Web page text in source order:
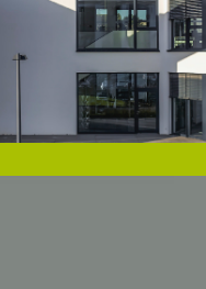
das Material